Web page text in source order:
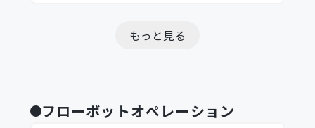
もっと見る
フローボットオペレーション